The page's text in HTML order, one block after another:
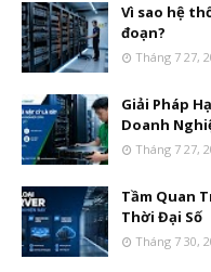
Vì sao hệ
đoạn?
Tháng 7 27,
Giải Pháp
Doanh
Tháng 7 27,
Tầm Quan
Thời Đại Số
Tháng 7 30,